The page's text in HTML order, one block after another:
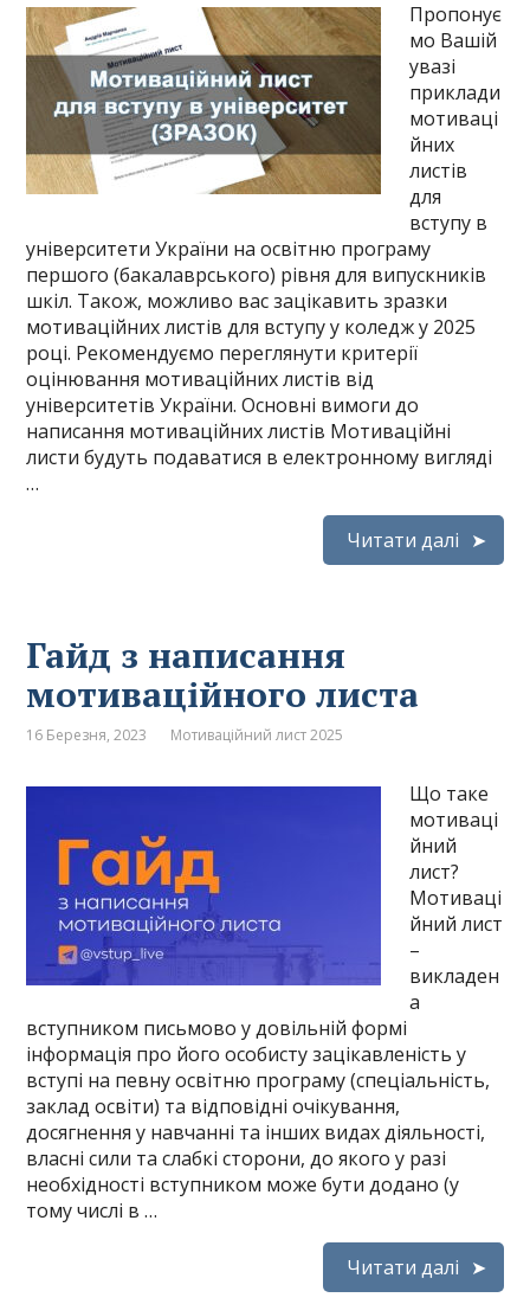
Пропонує
мо Вашій
увазі
приклади
мотиваці
йних
листів
для
вступу в
університети України на освітню програму
першого (бакалаврського) рівня для випускників
шкіл. Також, можливо вас зацікавить зразки
мотиваційних листів для вступу у коледж у 2025
році. Рекомендуємо переглянути критерії
оцінювання мотиваційних листів від
університетів України. Основні вимоги до
написання мотиваційних листів Мотиваційні
листи будуть подаватися в електронному вигляді
…
Читати далі
Гайд з написання
мотиваційного листа
16 Березня, 2023 Мотиваційний лист 2025
Що таке
мотиваці
йний
лист?
Мотиваці
йний лист
–
викладен
а
вступником письмово у довільній формі
інформація про його особисту зацікавленість у
вступі на певну освітню програму (спеціальність,
заклад освіти) та відповідні очікування,
досягнення у навчанні та інших видах діяльності,
власні сили та слабкі сторони, до якого у разі
необхідності вступником може бути додано (у
тому числі в …
Читати далі